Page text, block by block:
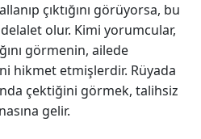
çıktığını görüyorsa, bu
olur. Kimi yorumcular,
görmenin, ailede
hikmet etmişlerdir. Rüyada
çektiğini görmek, talihsiz
gelir.